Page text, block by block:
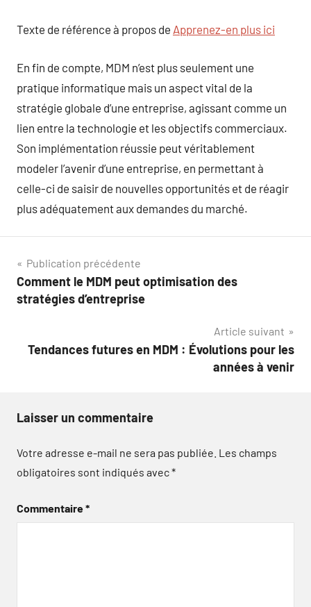
Texte de référence à propos de Apprenez-en plus ici
En fin de compte, MDM n’est plus seulement une
pratique informatique mais un aspect vital de la
stratégie globale d’une entreprise, agissant comme un
lien entre la technologie et les objectifs commerciaux.
Son implémentation réussie peut véritablement
modeler l’avenir d’une entreprise, en permettant à
celle-ci de saisir de nouvelles opportunités et de réagir
plus adéquatement aux demandes du marché.
Navigation
de
Publication précédente
Comment le MDM peut optimisation des
stratégies d’entreprise
Article suivant
Tendances futures en MDM : Évolutions pour les
années à venir
Laisser un commentaire
Votre adresse e-mail ne sera pas publiée. Les champs
obligatoires sont indiqués avec*
Commentaire*